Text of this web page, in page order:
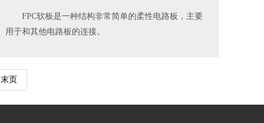
FPC软板是一种结构非常简单的柔性电路板，主要
用于和其他电路板的连接。
末页